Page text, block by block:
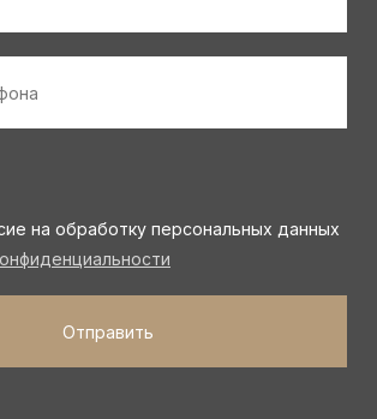
на обработку персональных данных